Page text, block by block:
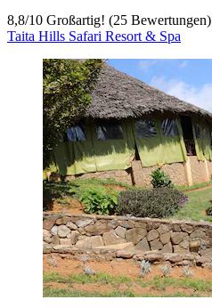
8,8/10 Großartig! (25 Bewertungen)
Taita Hills Safari Resort & Spa